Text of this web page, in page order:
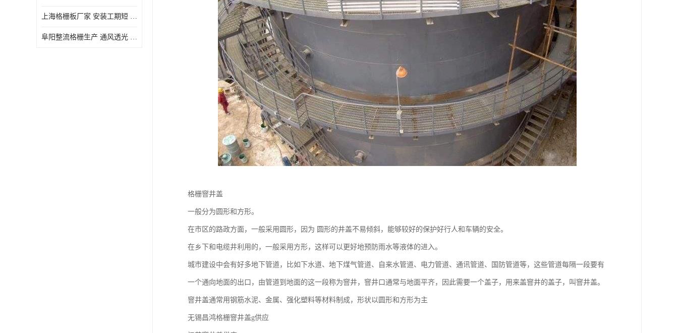
上海格栅板厂家 安装工期短 通风好 减少风阻
阜阳整流格栅生产 通风透光 免清理和维护
格栅窨井盖
一般分为圆形和方形。
在市区的路政方面，一般采用圆形，因为 圆形的井盖不易倾斜，能够较好的保护好行人和车辆的安全。
在乡下和电缆井利用的，一般采用方形，这样可以更好地预防雨水等液体的进入。
城市建设中会有好多地下管道，比如下水道、地下煤气管道、自来水管道、电力管道、通讯管道、国防管道等，这些管道每隔一段要有
一个通向地面的出口，由管道到地面的这一段称为窨井，窨井口通常与地面平齐，因此需要一个盖子，用来盖窨井的盖子，叫窨井盖。
窨井盖通常用钢筋水泥、金属、强化塑料等材料制成，形状以圆形和方形为主
无锡昌鸿格栅窨井盖g供应